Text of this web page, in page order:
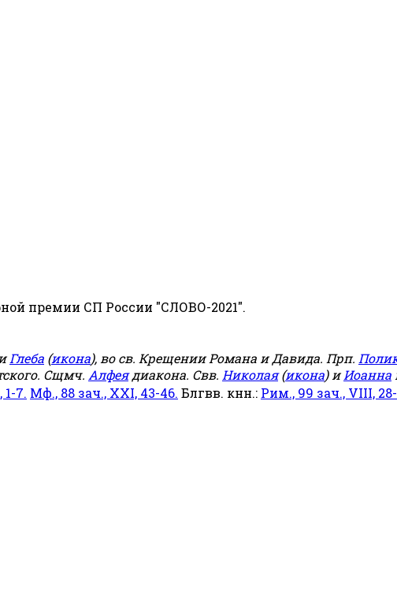
премии СП России "СЛОВО-2021".
Глеба (икона), во св. Крещении Романа и Давида. Прп.
Сщмч. Алфеядиакона. Свв. Николая(икона) иИоанна
1-7. Мф., 88 зач., XXI, 43-46. Блгвв. кнн.: Рим., 99 зач., VIII,